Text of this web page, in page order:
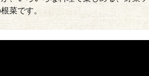
菜です。